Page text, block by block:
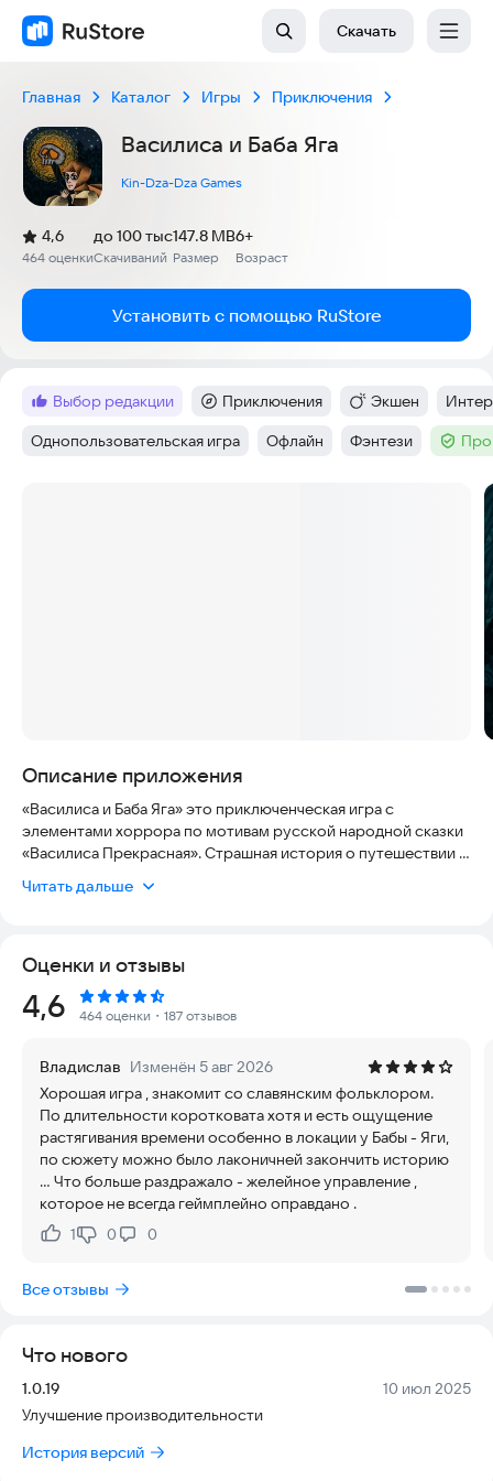
Скачать
Главная Каталог Игры Приключения
Василиса и Баба Яга
Kin-Dza-Dza Games
Рейтинг:
4,6
(
464 оценки
)
Скачиваний
до 100 тыс
Размер
147.8 MB
Возраст
6+
Установить с помощью RuStore
Метка:
выбор редакции Категория:
Приключения Категория
Экшен Тег:
Тег:
Однопользовательская игра Тег:
Офлайн Тег:
Фэнтези Тег :
Описание приложения
«Василиса и Баба Яга» это приключенческая игра с
элементами хоррора по мотивам русской народной сказки
«Василиса Прекрасная». Страшная история о путешествии к
отделяющие мир живых от мира мертвых, выполните задания
жуткой Бабы Яги, чтобы доказать ей, что вы достойны её
благосклонности и за это получите в дар силу огня.
Боевые задания:
• сразиться с мелкой нечистью;
• победить в битве Водяного, Болотника и Лешего;
• одолеть злую мачеху.
Бытовые задания:
• перемыть гору посуды;
• перестирать белье;
• замесить тесто и испечь пироги.
• найти выход из тумана;
• выбраться из лесной чащи;
Задания на ловкость:
Читать дальше
Оценки и отзывы
Рейтинг:
4,6 464 оценки ・187 отзывов
Владислав Изменён 5 авг 2026
Хорошая игра , знакомит со славянским фольклором.
По длительности коротковата хотя и есть ощущение
растягивания времени особенно в локации у Бабы - Яги,
по сюжету можно было лаконичней закончить историю
... Что больше раздражало - желейное управление ,
которое не всегда геймплейно оправдано .
Нравится:
1Не нравится:
0 0
Все отзывы
Что нового
Версия:
1.0.19 Дата:
10 июл 2025
Улучшение производительности
История версий